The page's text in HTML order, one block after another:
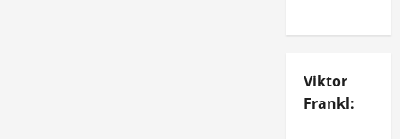
Viktor
Frankl: